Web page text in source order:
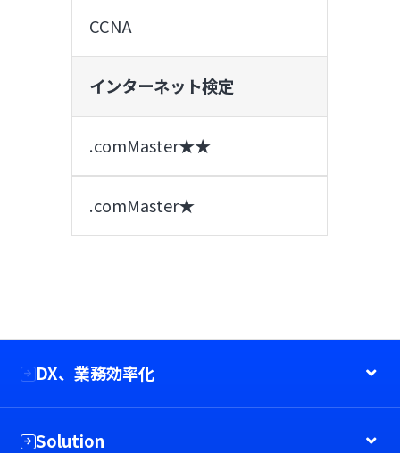
CCNA
インターネット検定
.comMaster★★
.comMaster★
DX、業務効率化
Solution